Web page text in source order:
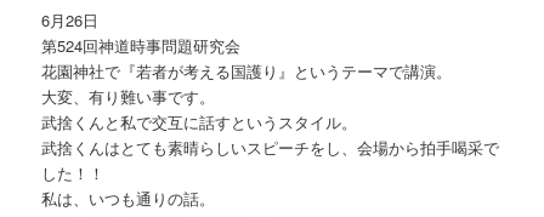
6月26日
第524回神道時事問題研究会
花園神社で『若者が考える国護り』というテーマで講演。
大変、有り難い事です。
武捨くんと私で交互に話すというスタイル。
武捨くんはとても素晴らしいスピーチをし、会場から拍手喝采で
した！！
私は、いつも通りの話。